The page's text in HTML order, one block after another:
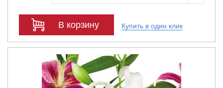
В корзину Купить в один клик